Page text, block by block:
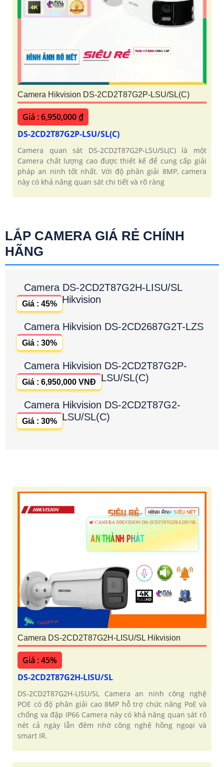
Camera Hikvision DS-2CD2T87G2P-LSU/SL(C)
Giá : 6,950,000 ₫
DS-2CD2T87G2P-LSU/SL(C)
Camera quan sát DS-2CD2T87G2P-LSU/SL(C) là một
Camera chất lượng cao được thiết kế để cung cấp giải
pháp an ninh tốt nhất. Với độ phân giải 8MP, camera
này có khả năng quan sát chi tiết và rõ ràng
LẮP CAMERA GIÁ RẺ CHÍNH
HÃNG
Camera DS-2CD2T87G2H-LISU/SL
Hikvision
Giá : 45%
Camera Hikvision DS-2CD2687G2T-LZS
Giá : 30%
Camera Hikvision DS-2CD2T87G2P-
LSU/SL(C)
Giá : 6,950,000 VNĐ
Camera Hikvision DS-2CD2T87G2-
LSU/SL(C)
Giá : 30%
Camera DS-2CD2T87G2H-LISU/SL Hikvision
Giá : 45%
DS-2CD2T87G2H-LISU/SL
DS-2CD2T87G2H-LISU/SL Camera an ninh công nghệ
POE có độ phân giải cao 8MP hỗ trợ chức năng PoE và
chống va đập IP66 Camera này có khả năng quan sát rõ
nét cả ngày lẫn đêm nhờ công nghệ hồng ngoại và
smart IR.